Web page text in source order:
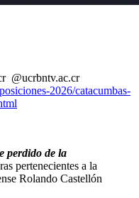
@ucrbntv.ac.cr
2026/catacumbas-
perdido de la
pertenecientes a la
Rolando Castellón